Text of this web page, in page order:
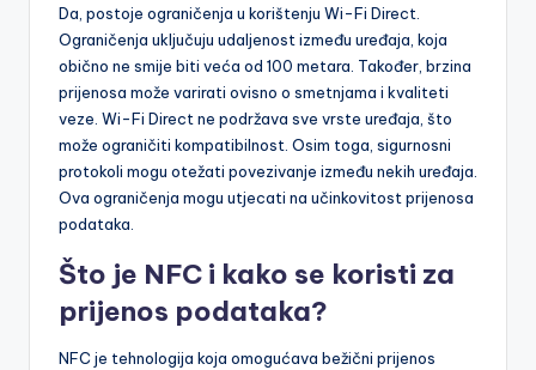
Da, postoje ograničenja u korištenju Wi-Fi Direct.
Ograničenja uključuju udaljenost između uređaja, koja
obično ne smije biti veća od 100 metara. Također, brzina
prijenosa može varirati ovisno o smetnjama i kvaliteti
veze. Wi-Fi Direct ne podržava sve vrste uređaja, što
može ograničiti kompatibilnost. Osim toga, sigurnosni
protokoli mogu otežati povezivanje između nekih uređaja.
Ova ograničenja mogu utjecati na učinkovitost prijenosa
podataka.
Što je NFC i kako se koristi za
prijenos podataka?
NFC je tehnologija koja omogućava bežični prijenos